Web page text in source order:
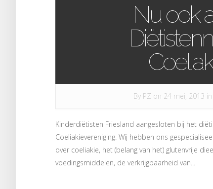
Nu ook
By PZ on 24 mei, 2013 in
Kinderdiëtisten Friesland aangesloten bij het
Coeliakievereniging. Wij hebben ons
over coeliakie, het (belang van het) glutenvrije
voedingsmiddelen, de verkrijgbaarheid van...